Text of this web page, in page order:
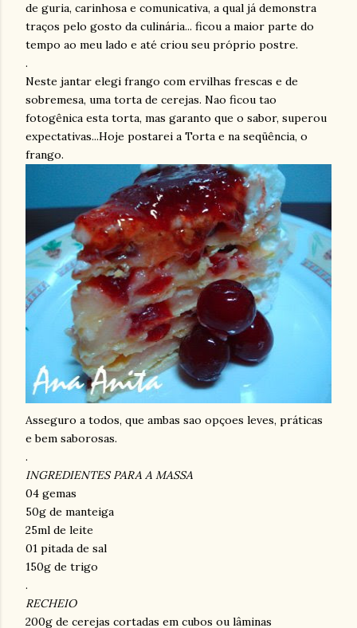
de guria, carinhosa e comunicativa, a qual já demonstra
traços pelo gosto da culinária... ficou a maior parte do
tempo ao meu lado e até criou seu próprio postre.
.
Neste jantar elegi frango com ervilhas frescas e de
sobremesa, uma torta de cerejas. Nao ficou tao
fotogênica esta torta, mas garanto que o sabor, superou
expectativas...Hoje postarei a Torta e na seqüência, o
frango.
Asseguro a todos, que ambas sao opçoes leves, práticas
e bem saborosas.
.
INGREDIENTES PARA A MASSA
04 gemas
50g de manteiga
25ml de leite
01 pitada de sal
150g de trigo
.
RECHEIO
200g de cerejas cortadas em cubos ou lâminas